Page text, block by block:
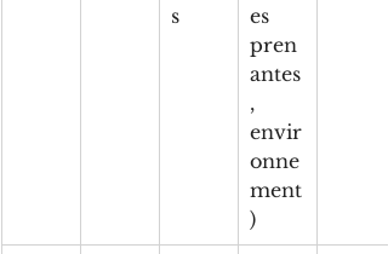
s
es
pren
antes
,
envir
onne
ment
)